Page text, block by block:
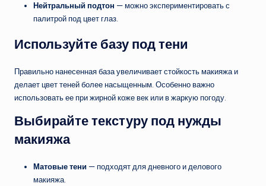
Нейтральный подтон — можно экспериментировать с
палитрой под цвет глаз.
Используйте базу под тени
Правильно нанесенная база увеличивает стойкость макияжа и
делает цвет теней более насыщенным. Особенно важно
использовать ее при жирной коже век или в жаркую погоду.
Выбирайте текстуру под нужды
макияжа
Матовые тени — подходят для дневного и делового
макияжа.